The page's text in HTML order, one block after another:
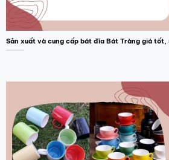
Sản xuất và cung cấp bát đĩa Bát Tràng giá tốt,